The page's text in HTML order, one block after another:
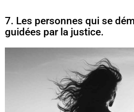
7. Les personnes qui se
guidées par la justice.